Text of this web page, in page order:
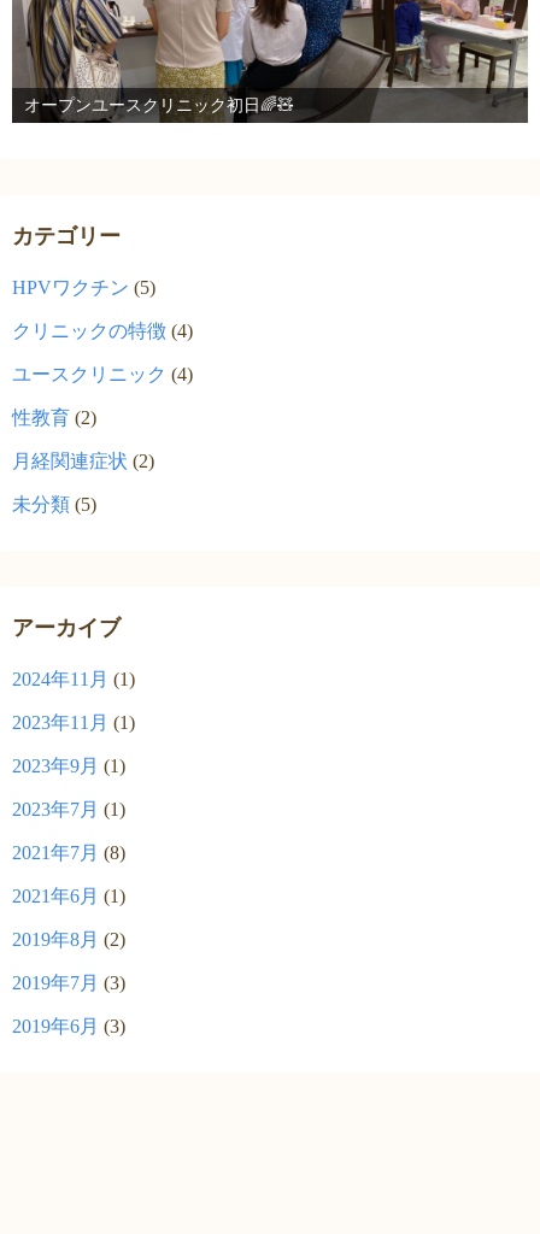
オープンユースクリニック初日🌈🧸
カテゴリー
HPVワクチン (5)
クリニックの特徴 (4)
ユースクリニック (4)
性教育 (2)
月経関連症状 (2)
未分類 (5)
アーカイブ
2024年11月 (1)
2023年11月 (1)
2023年9月 (1)
2023年7月 (1)
2021年7月 (8)
2021年6月 (1)
2019年8月 (2)
2019年7月 (3)
2019年6月 (3)